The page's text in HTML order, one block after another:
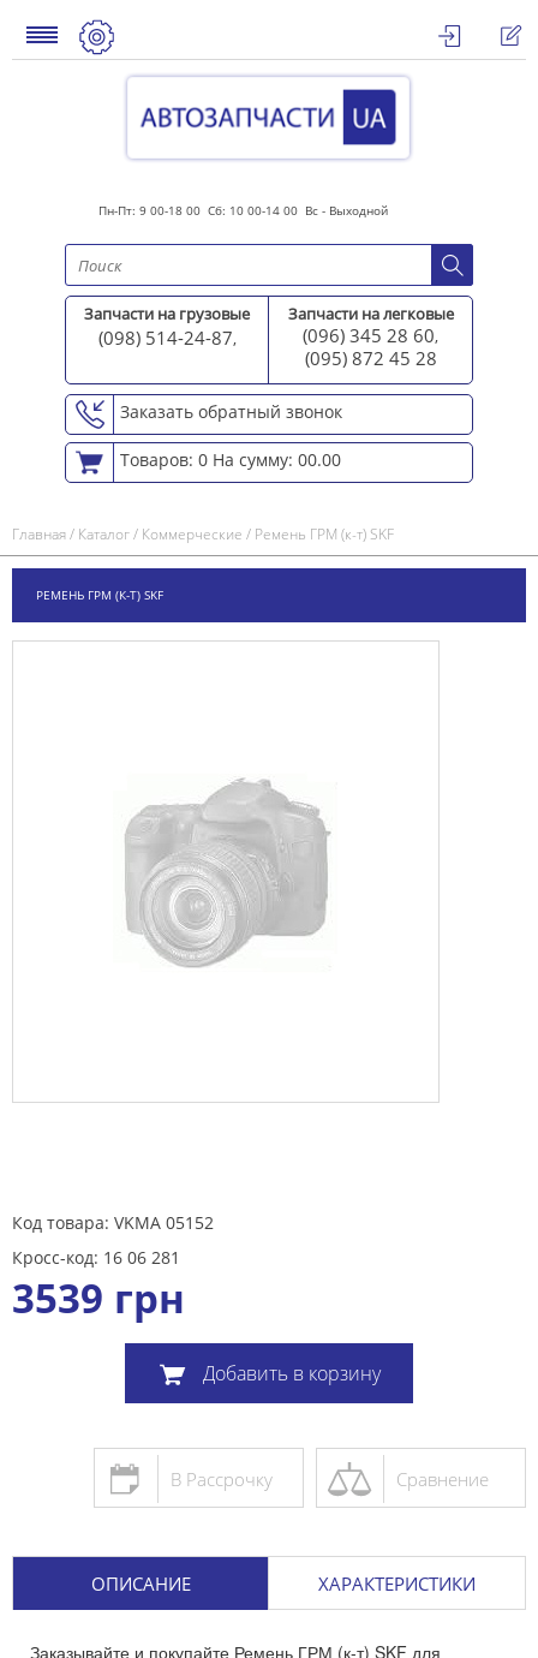
Пн-Пт: 9 00-18 00 Сб: 10 00-14 00 Вс - Выходной
Запчасти на грузовые
(098) 514-24-87,
Запчасти на легковые
(096) 345 28 60,
(095) 872 45 28
Заказать обратный звонок
Товаров: 0 На сумму: 00.00
Главная/ Каталог/ Коммерческие / Ремень ГРМ (к-т) SKF
РЕМЕНЬ ГРМ (К-Т) SKF
Код товара: VKMA 05152
Кросс-код: 16 06 281
3539 грн
Добавить в корзину
Сравнение
В Рассрочку
ОПИСАНИЕ ХАРАКТЕРИСТИКИ
Заказывайте и покупайте Ремень ГРМ (к-т) SKF для